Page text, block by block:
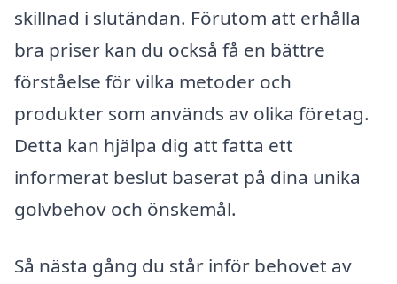
skillnad i slutändan. Förutom att erhålla
bra priser kan du också få en bättre
förståelse för vilka metoder och
produkter som används av olika företag.
Detta kan hjälpa dig att fatta ett
informerat beslut baserat på dina unika
golvbehov och önskemål.
Så nästa gång du står inför behovet av